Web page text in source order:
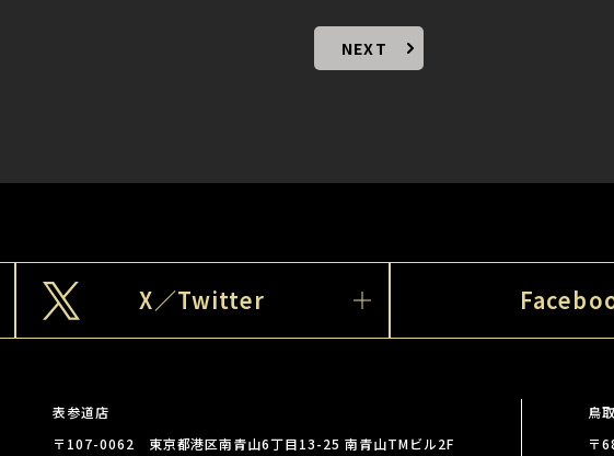
NEXT
X／Twitter
表参道店
〒107-0062 東京都港区南青山6丁目13-25 南青山TMビル2F
鳥
〒